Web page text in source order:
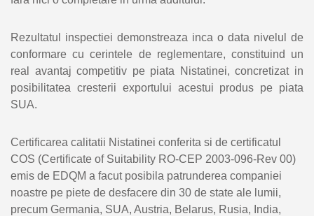
Rezultatul inspectiei demonstreaza inca o data nivelul de
conformare cu cerintele de reglementare, constituind un
real avantaj competitiv pe piata Nistatinei, concretizat in
posibilitatea cresterii exportului acestui produs pe piata
SUA.
Certificarea calitatii Nistatinei conferita si de certificatul
COS (Certificate of Suitability RO-CEP 2003-096-Rev 00)
emis de EDQM a facut posibila patrunderea companiei
noastre pe piete de desfacere din 30 de state ale lumii,
precum Germania, SUA, Austria, Belarus, Rusia, India,